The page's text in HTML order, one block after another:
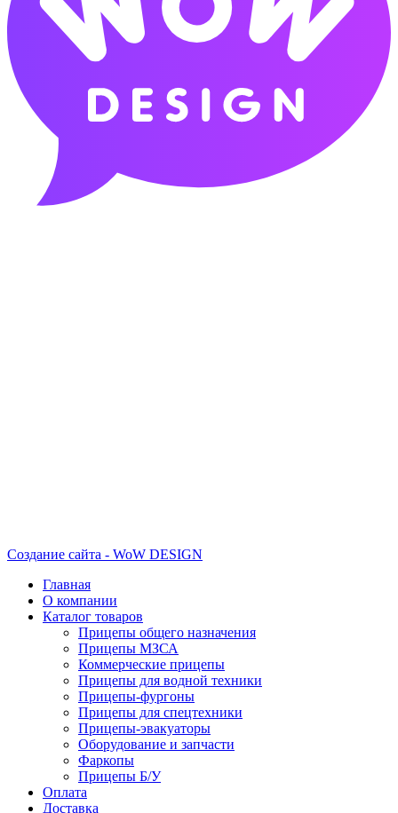
Создание сайта - WoW DESIGN
Главная
О компании
Каталог товаров
Прицепы общего назначения
Прицепы МЗСА
Коммерческие прицепы
Прицепы для водной техники
Прицепы-фургоны
Прицепы для спецтехники
Прицепы-эвакуаторы
Оборудование и запчасти
Фаркопы
Прицепы Б/У
Оплата
Доставка